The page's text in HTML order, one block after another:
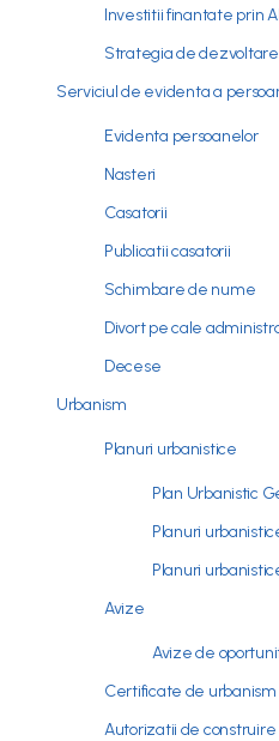
Investitii finantate prin
Strategia de dezvoltare
Serviciul de evidenta a
Evidenta persoanelor
Nasteri
Casatorii
Publicatii casatorii
Schimbare de nume
Divort pe cale
Decese
Urbanism
Planuri urbanistice
Plan Urbanistic
Planuri
Planuri
Avize
Avize de
Certificate de urbanism
Autorizatii de construire